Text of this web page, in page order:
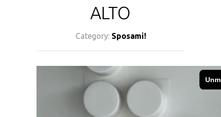
ALTO
Category: Sposami!